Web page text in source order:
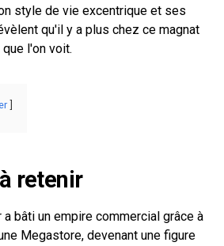
style de vie excentrique et ses
qu'il y a plus chez ce magnat
l'on voit.
retenir
a bâti un empire commercial grâce à
Megastore, devenant une figure